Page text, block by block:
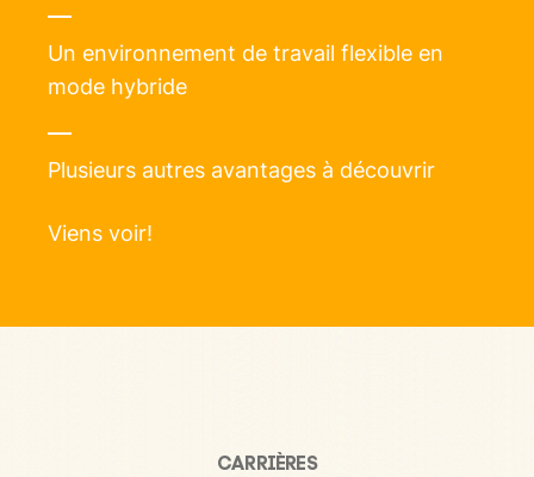
Un environnement de travail flexible en
mode hybride
Plusieurs autres avantages à découvrir
Viens voir!
CARRIÈRES